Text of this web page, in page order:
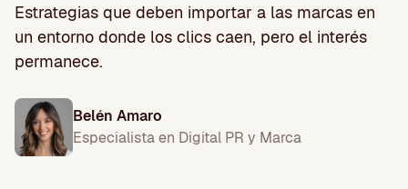
Estrategias que deben importar a las marcas en
un entorno donde los clics caen, pero el interés
permanece.
Belén Amaro
Especialista en Digital PR y Marca